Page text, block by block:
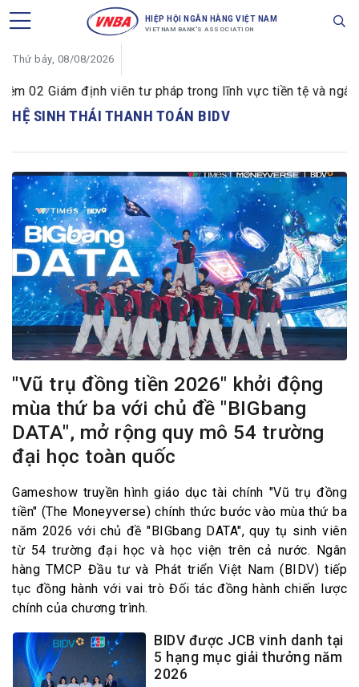
HIỆP HỘI NGÂN HÀNG VIỆT NAM
VIETNAM BANK'S ASSOCIATION
Thứ bảy, 08/08/2026
02 Giám định viên tư pháp trong lĩnh vực tiền tệ và ngân
HỆ SINH THÁI THANH TOÁN BIDV
"Vũ trụ đồng tiền 2026" khởi động
mùa thứ ba với chủ đề "BIGbang
DATA", mở rộng quy mô 54 trường
đại học toàn quốc
Gameshow truyền hình giáo dục tài chính "Vũ trụ đồng
tiền" (The Moneyverse) chính thức bước vào mùa thứ ba
năm 2026 với chủ đề "BIGbang DATA", quy tụ sinh viên
từ 54 trường đại học và học viện trên cả nước. Ngân
hàng TMCP Đầu tư và Phát triển Việt Nam (BIDV) tiếp
tục đồng hành với vai trò Đối tác đồng hành chiến lược
chính của chương trình.
BIDV được JCB vinh danh tại
5 hạng mục giải thưởng năm
2026